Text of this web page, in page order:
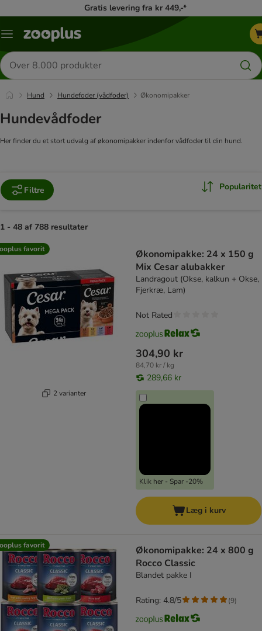
Gratis levering fra kr 449,-*
Menu
Søg
efter
produkter
Hund Hundefoder (vådfoder) Økonomipakker
Hundevådfoder
Her finder du et stort udvalg af økonomipakker indenfor vådfoder til din hund.
Filtre Popularitet
1 - 48 af 788 resultater
product items have been changed
favorit
2 varianter
Økonomipakke: 24 x 150 g
Mix Cesar alubakker
Landragout (Okse, kalkun + Okse,
Fjerkræ, Lam)
304,90 kr
84,70 kr / kg
289,66 kr
Klik her - Spar -20%
Not Rated
Læg i kurv
favorit
Økonomipakke: 24 x 800 g
Rocco Classic
Blandet pakke I
Rating: 4.8/5 (9)